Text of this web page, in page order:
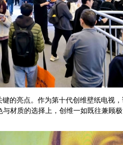
的亮点。作为第十代创维壁纸电
材质的选择上，创维一如既往兼